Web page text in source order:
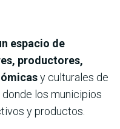
espacio de
productores,
y culturales de
los municipios
y productos.